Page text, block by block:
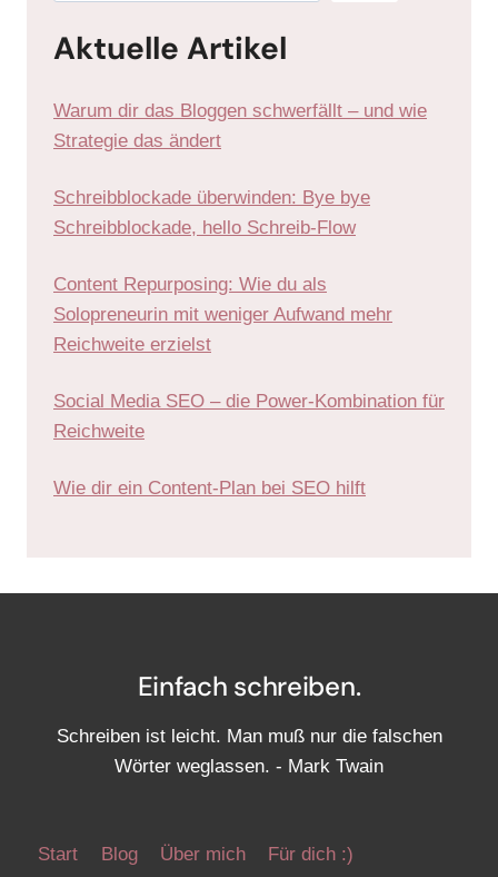
Aktuelle Artikel
Warum dir das Bloggen schwerfällt – und wie
Strategie das ändert
Schreibblockade überwinden: Bye bye
Schreibblockade, hello Schreib-Flow
Content Repurposing: Wie du als
Solopreneurin mit weniger Aufwand mehr
Reichweite erzielst
Social Media SEO – die Power-Kombination für
Reichweite
Wie dir ein Content-Plan bei SEO hilft
Einfach schreiben.
Schreiben ist leicht. Man muß nur die falschen
Wörter weglassen. - Mark Twain
Start Blog Über mich Für dich :)